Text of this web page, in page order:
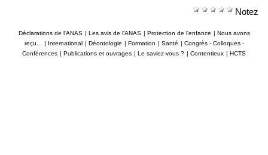
Notez
Déclarations de l'ANAS | Les avis de l'ANAS | Protection de l'enfance | Nous avons
reçu...
| International | Déontologie | Formation | Santé | Congrès - Colloques -
Conférences | Publications et ouvrages | Le saviez-vous ? | Contentieux | HCTS